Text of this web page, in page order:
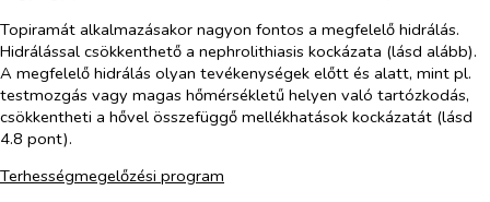
Topiramát alkalmazásakor nagyon fontos a megfelelő hidrálás.
Hidrálással csökkenthető a nephrolithiasis kockázata (lásd alább).
A megfelelő hidrálás olyan tevékenységek előtt és alatt, mint pl.
testmozgás vagy magas hőmérsékletű helyen való tartózkodás,
csökkentheti a hővel összefüggő mellékhatások kockázatát (lásd
4.8 pont).
Terhességmegelőzési program